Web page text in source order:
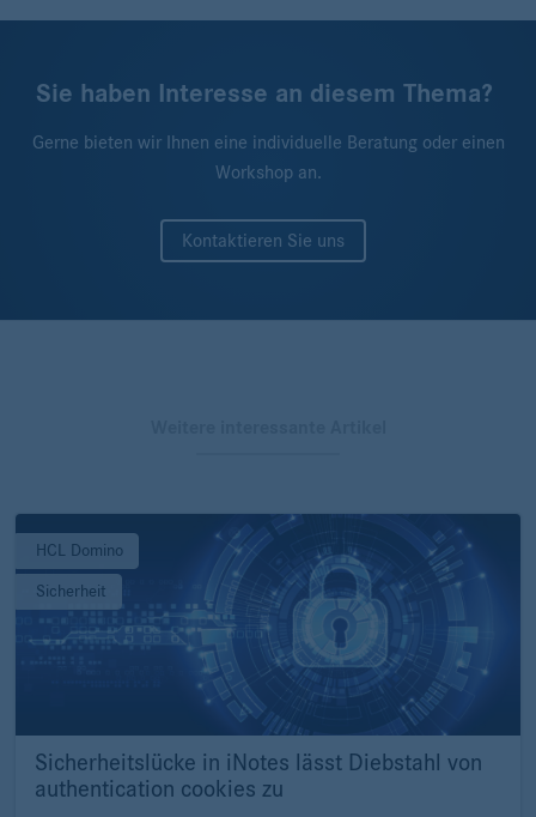
Sie haben Interesse an diesem Thema?
Gerne bieten wir Ihnen eine individuelle Beratung oder einen
Workshop an.
Kontaktieren Sie uns
HCL Domino
Sicherheit
Sicherheitslücke in iNotes lässt Diebstahl von
authentication cookies zu